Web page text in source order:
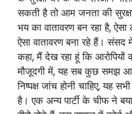
सकती है तो आम जनता की
भय का वातावरण बन रहा है,
ऐसा वातावरण बना रहे हैं। संसद
कहा, मैं देख रहा हूं कि आरोपियों
मौजूदगी में, यह सब कुछ समझ आ
निष्पक्ष जांच होनी चाहिए, यह
है। एक अन्य पार्टी के चीफ ने